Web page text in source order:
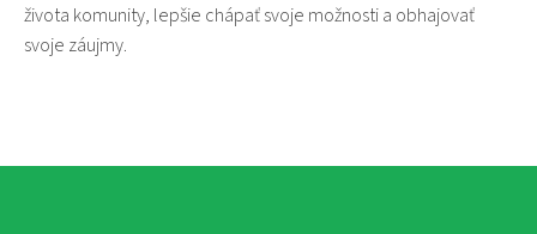
života komunity, lepšie chápať svoje možnosti a obhajovať
svoje záujmy.